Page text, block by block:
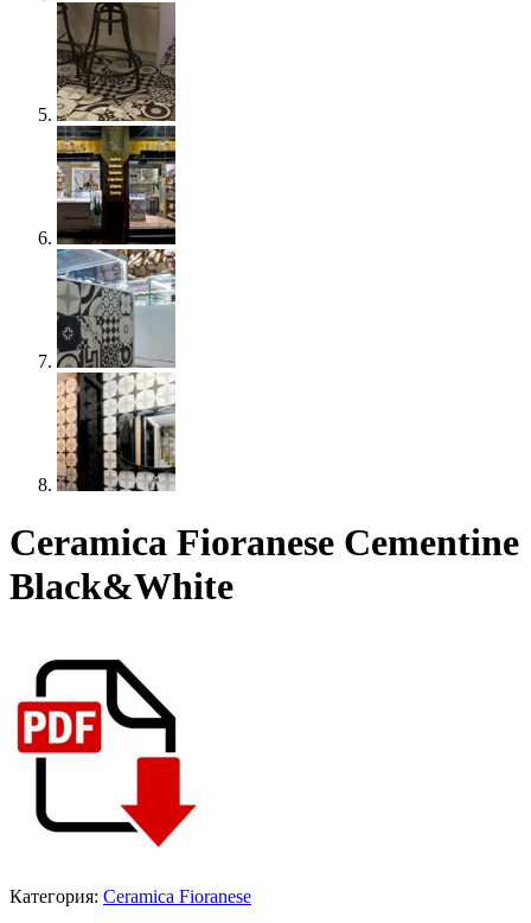
Ceramica Fioranese Cementine
Black&White
Категория: Ceramica Fioranese